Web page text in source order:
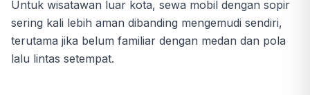
Untuk wisatawan luar kota, sewa mobil dengan sopir
sering kali lebih aman dibanding mengemudi sendiri,
terutama jika belum familiar dengan medan dan pola
lalu lintas setempat.